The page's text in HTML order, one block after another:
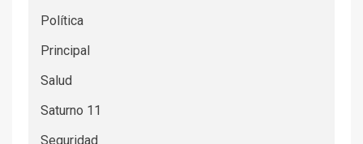
Política
Principal
Salud
Saturno 11
Seguridad